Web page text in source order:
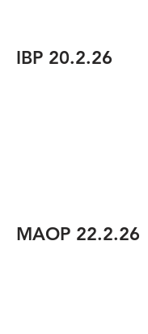
IBP 20.2.26
MAOP 22.2.26